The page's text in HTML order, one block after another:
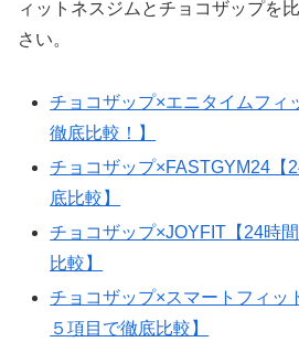
ィットネスジムとチョコザップを
さい。
チョコザップ×エニタイムフィ
徹底比較！】
チョコザップ×FASTGYM24【
底比較】
チョコザップ×JOYFIT【24時
比較】
チョコザップ×スマートフィッ
５項目で徹底比較】